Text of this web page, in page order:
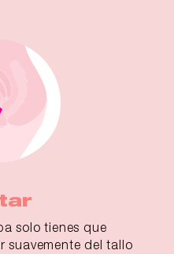
solo tienes que
suavemente del tallo